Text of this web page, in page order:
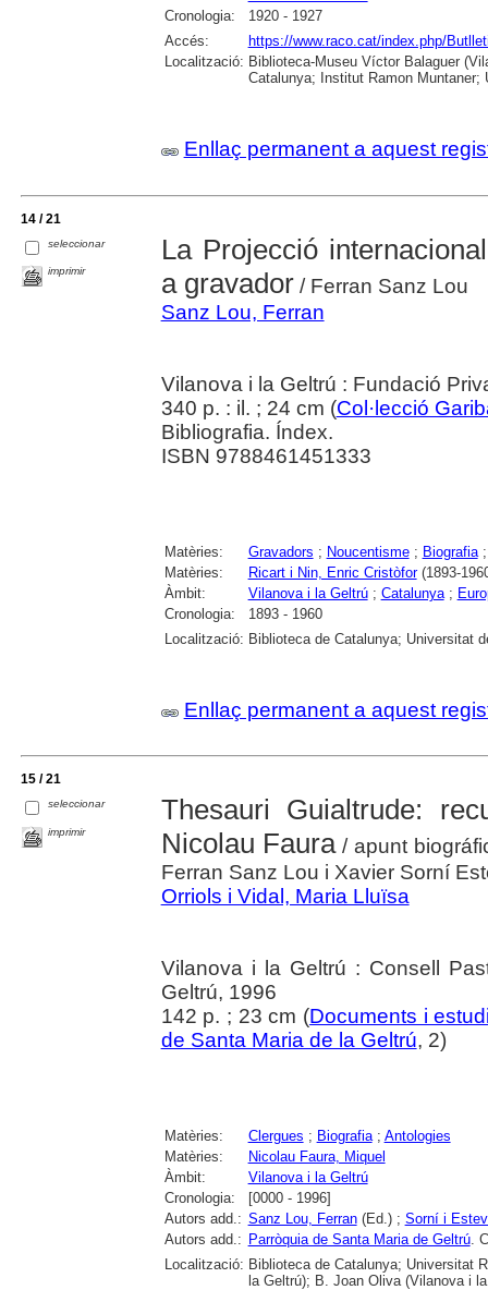
Cronologia:
1920 - 1927
Accés:
https://www.raco.cat/index.php/
Localització: Biblioteca-Museu Víctor Balaguer
Catalunya; Institut Ramon
Enllaç permanent a aquest
14 / 21
seleccionar
imprimir
La Projecció
a gravador/ Ferran Sanz Lou
Sanz Lou, Ferran
Vilanova i la Geltrú : Fundació
340 p. : il. ; 24 cm (Col·lecció
Bibliografia. Índex.
ISBN 9788461451333
Matèries: Gravadors ; Noucentisme; Biografia
Matèries:
Ricart i Nin, Enric Cristòfor(1893-
Àmbit:
Vilanova i la Geltrú; Catalunya;
Cronologia:
1893 - 1960
Localització: Biblioteca de Catalunya; Universitat
Enllaç permanent a aquest
15 / 21
seleccionar
imprimir
Thesauri Guialtrude:
Nicolau Faura/ apunt
Ferran Sanz Lou i Xavier Sorní
Orriols i Vidal, Maria Lluïsa
Vilanova i la Geltrú : Consell
Geltrú, 1996
142 p. ; 23 cm (Documents i
de Santa Maria de la Geltrú, 2)
Matèries: Clergues ; Biografia; Antologies
Matèries:
Nicolau Faura, Miquel
Àmbit:
Vilanova i la Geltrú
Cronologia:
[0000 - 1996]
Autors add.: Sanz Lou, Ferran(Ed.) ; Sorní i
Autors add.: Parròquia de Santa Maria de Geltrú.
Localització: Biblioteca de Catalunya; Universitat
la Geltrú); B. Joan Oliva (Vilanova i